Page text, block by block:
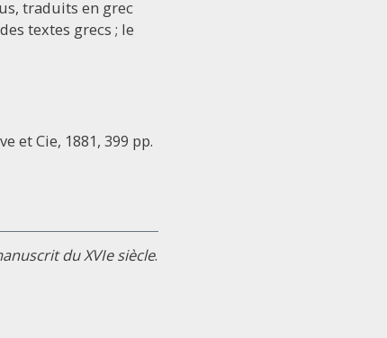
traduits en grec
textes grecs ; le
et Cie, 1881, 399 pp.
du XVIe siècle.